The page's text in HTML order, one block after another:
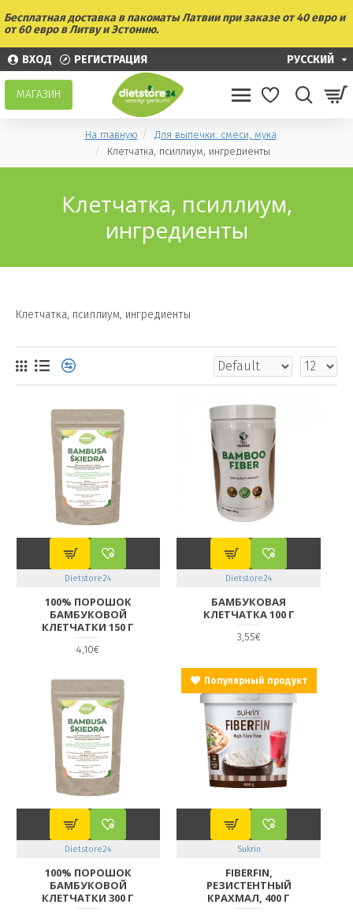
Бесплатная доставка в пакоматы Латвии при заказе от 40 евро и
от 60 евро в Литву и Эстонию.
ВХОД РЕГИСТРАЦИЯ РУССКИЙ
МАГАЗИН
На главную
Для выпечки: смеси, мука
Клетчатка, псиллиум, ингредиенты
Клетчатка, псиллиум,
ингредиенты
Клетчатка, псиллиум, ингредиенты
Dietstore24
100% ПОРОШОК
БАМБУКОВОЙ
КЛЕТЧАТКИ 150 Г
4,10€
Dietstore24
БАМБУКОВАЯ
КЛЕТЧАТКА 100 Г
3,55€
Dietstore24
100% ПОРОШОК
БАМБУКОВОЙ
КЛЕТЧАТКИ 300 Г
Популярный продукт
Sukrin
FIBERFIN,
РЕЗИСТЕНТНЫЙ
КРАХМАЛ, 400 Г